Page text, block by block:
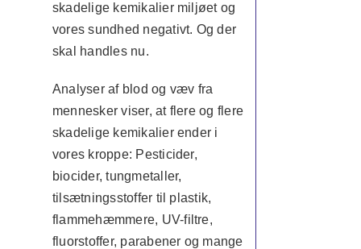
skadelige kemikalier miljøet og
vores sundhed negativt. Og der
skal handles nu.
Analyser af blod og væv fra
mennesker viser, at flere og flere
skadelige kemikalier ender i
vores kroppe: Pesticider,
biocider, tungmetaller,
tilsætningsstoffer til plastik,
flammehæmmere, UV-filtre,
fluorstoffer, parabener og mange